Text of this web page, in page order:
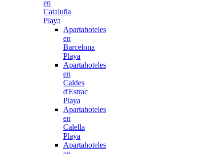
en
Cataluña
Playa
Apartahoteles
en
Barcelona
Playa
Apartahoteles
en
Caldes
d'Estrac
Playa
Apartahoteles
en
Calella
Playa
Apartahoteles